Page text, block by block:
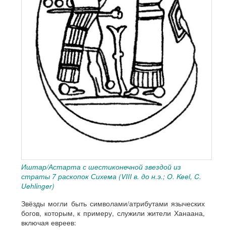
Иштар/Астарта с шестиконечной звездой из
страты 7 раскопок Сихема (VIII в. до н.э.; O. Keel, C.
Uehlinger)
Звёзды могли быть символами/атрибутами языческих
богов, которым, к примеру, служили жители Ханаана,
включая евреев: